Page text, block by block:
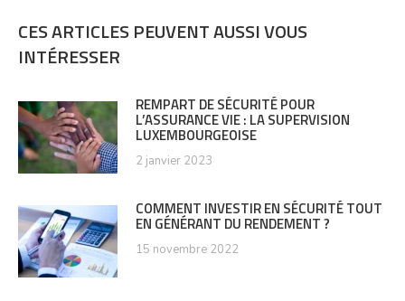
CES ARTICLES PEUVENT AUSSI VOUS
INTÉRESSER
REMPART DE SÉCURITÉ POUR
L’ASSURANCE VIE : LA SUPERVISION
LUXEMBOURGEOISE
2 janvier 2023
COMMENT INVESTIR EN SÉCURITÉ TOUT
EN GÉNÉRANT DU RENDEMENT ?
15 novembre 2022